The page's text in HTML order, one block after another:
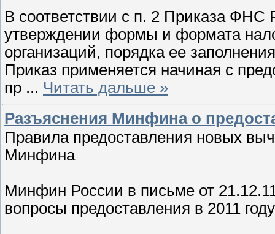
В соответствии с п. 2 Приказа
утверждении формы и формата
организаций, порядка ее
Приказ применяется начиная с
пр ... Читать дальше »
Разъяснения Минфина о
Правила предоставления новых
Минфина
Минфин России в письме от
вопросы предоставления в 2011